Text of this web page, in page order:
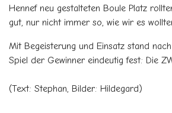
Hennef neu gestalteten Boule Platz
gut, nur nicht immer so, wie wir es
Mit Begeisterung und Einsatz stand
Spiel der Gewinner eindeutig fest: Die
(Text: Stephan, Bilder: Hildegard)